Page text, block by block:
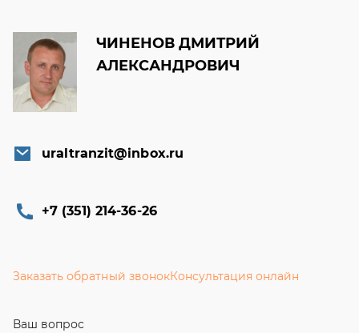
ЧИНЕНОВ ДМИТРИЙ
АЛЕКСАНДРОВИЧ
uraltranzit@inbox.ru
+7 (351) 214-36-26
Заказать обратный звонокКонсультация онлайн
Ваш вопрос